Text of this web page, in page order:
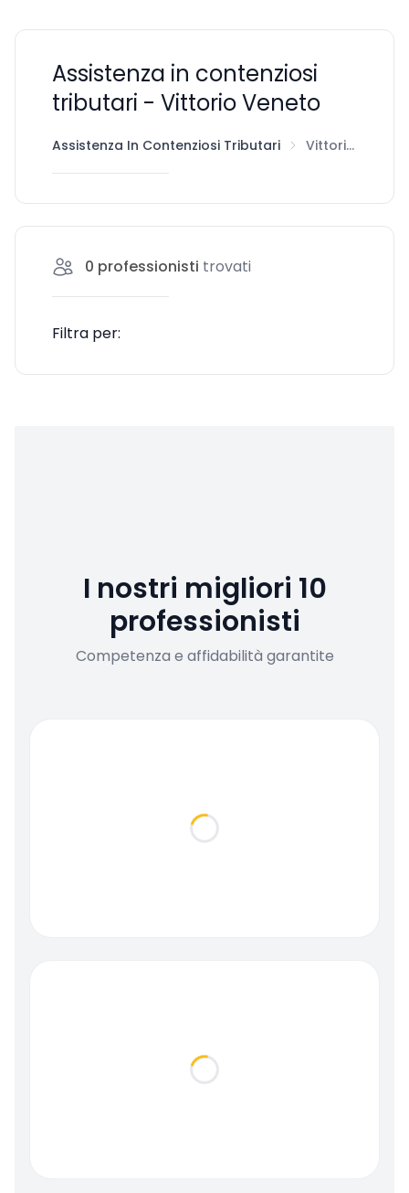
Assistenza in contenziosi
tributari - Vittorio Veneto
Assistenza In Contenziosi Tributari Vittorio Veneto
0 professionisti trovati
Filtra per:
I nostri migliori 10
professionisti
Competenza e affidabilità garantite
Loading...
Loading...